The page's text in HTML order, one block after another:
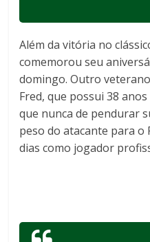
Além da vitória no
comemorou seu
domingo. Outro
Fred, que possui 38
que nunca de pendurar
peso do atacante para o
dias como jogador